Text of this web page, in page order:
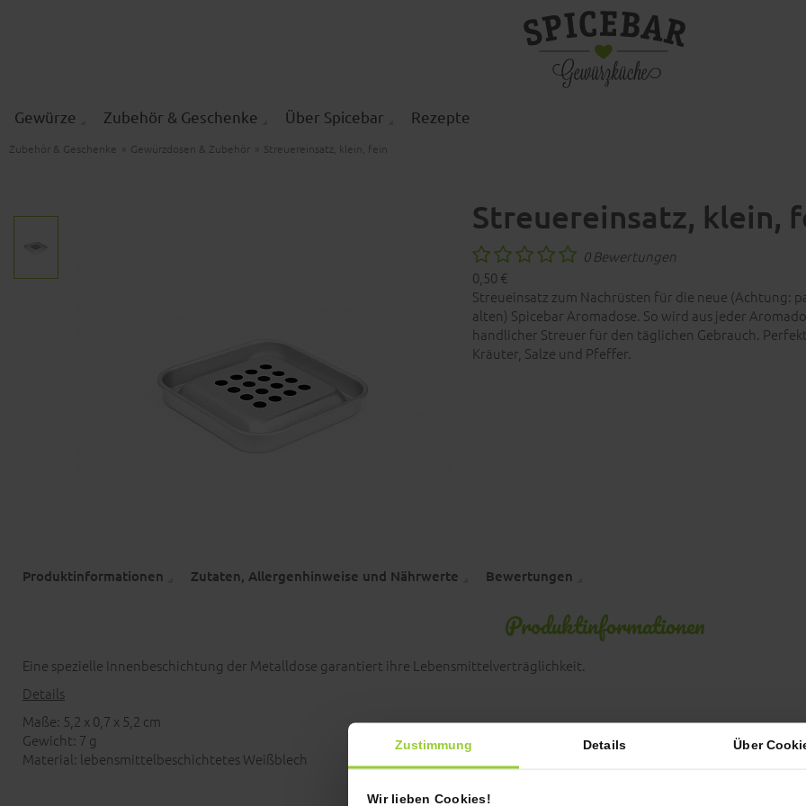
Zustimmung Details Über
Wir lieben Cookies!
Gewürze Zubehör & Geschenke Über Spicebar Rezepte
Zubehör & Geschenke » Gewürzdosen & Zubehör » Streuereinsatz, klein, fein
Streuereinsatz, klein,
0 Bewertungen
0,50 €
Streueinsatz zum Nachrüsten für die neue (Achtung:
alten) Spicebar Aromadose. So wird aus jeder
handlicher Streuer für den täglichen Gebrauch.
Kräuter, Salze und Pfeffer.
Produktinformationen Zutaten, Allergenhinweise und Nährwerte Bewertungen
Produktinformationen
Eine spezielle Innenbeschichtung der Metalldose garantiert ihre Lebensmittelverträglichkeit.
Details
Maße: 5,2 x 0,7 x 5,2 cm
Gewicht: 7 g
Material: lebensmittelbeschichtetes Weißblech